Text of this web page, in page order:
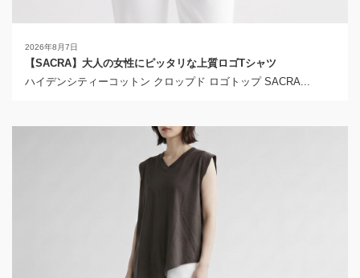
2026年8月7日
【SACRA】大人の女性にピッタリな上質ロゴTシャツ
ハイデンシティーコットン クロップド ロゴトップ SACRA...